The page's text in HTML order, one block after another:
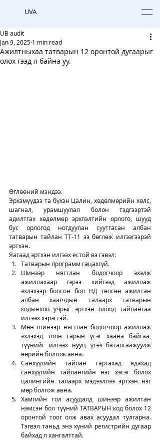
UVA
Ажилтныхаа татварын 12 оронтой дугаарыг
олох гээд л байна уу.
UB audit
Jan 9, 2025 1 min read
Өглөөний мэндээ.
Эрхэмүүдээ та бүхэн Цалин, хөдөлмөрийн хөлс,
шагнал, урамшуулал болон тэдгээртэй
адилтгах хөдөлмөр эрхлэлтийн орлого, шууд
бус орлогод ногдуулан суутгасан албан
татварын тайлан ТТ-11 ээ бөглөж илгээгээрэй
эртхэн.
Яагаад эртхэн илгээх ёстой вэ гэвэл:
Татварын программ гацахгүй.
Шинээр нягтлан бодогчоор эхэлж
ажиллахаар гэрээ хийгээд ажиллаж
эхлэхээр болсон бол НД төлсөн ажилтан
албан хаагчдын талаарх татварын
кодынхоо учрыг эртхэн олоод тайлангаа
илгээх хэрэгтэй.
Мөн шинээр нягтлан бодогчоор ажиллаж
эхлэхэд тоон гарын үсэг хаана байгаа,
түүнийг илгээх нууц үгээ баталгаажуулж
өөрийн болгож авна.
Санхүүгийн тайлан гаргахад ядахад
санхүүгийн тайлангийн нэг хэсэг болох
цалингийн талаарх мэдээллээ эртхэн нэг
мөр болгож авна.
Хамгийн гол асуудалд шинээр ажилтан
нэмсэн бол түүний ТАТВАРЫН код болох 12
оронтой тоог олж авах асуудал тулгарна.
Тэгвэл таньд энэ хүний регистрийн дугаар
байхад л хангалттай.